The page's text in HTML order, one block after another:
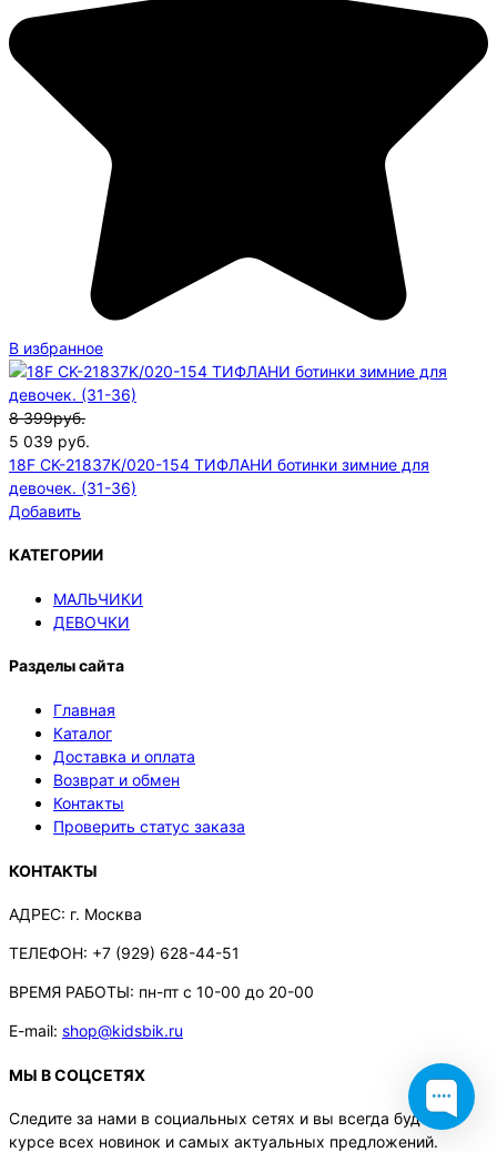
В избранное
8 399руб.
5 039 руб.
18F CK-21837K/020-154 ТИФЛАНИ ботинки зимние для
девочек. (31-36)
Добавить
КАТЕГОРИИ
МАЛЬЧИКИ
ДЕВОЧКИ
Разделы сайта
Главная
Каталог
Доставка и оплата
Возврат и обмен
Контакты
Проверить статус заказа
КОНТАКТЫ
АДРЕС: г. Москва
ТЕЛЕФОН: +7 (929) 628-44-51
ВРЕМЯ РАБОТЫ: пн-пт с 10-00 до 20-00
E-mail: shop@kidsbik.ru
МЫ В СОЦСЕТЯХ
Следите за нами в социальных сетях и вы всегда будете в
курсе всех новинок и самых актуальных предложений.